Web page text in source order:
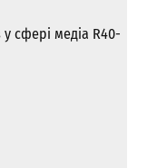
сфері медіа R40-